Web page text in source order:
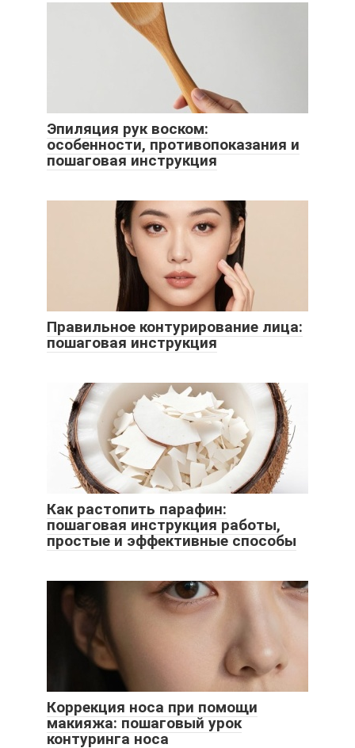
Эпиляция рук воском:
особенности, противопоказания и
пошаговая инструкция
Правильное контурирование лица:
пошаговая инструкция
Как растопить парафин:
пошаговая инструкция работы,
простые и эффективные способы
Коррекция носа при помощи
макияжа: пошаговый урок
контуринга носа